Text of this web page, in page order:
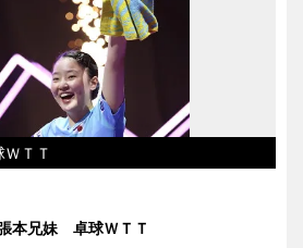
ＴＴ
本兄妹 卓球ＷＴＴ